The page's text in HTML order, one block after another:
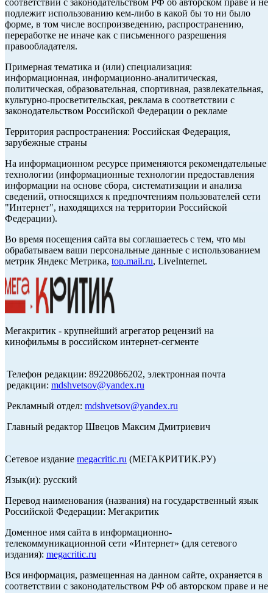
соответствии с законодательством РФ об авторском праве и не
подлежит использованию кем-либо в какой бы то ни было
форме, в том числе воспроизведению, распространению,
переработке не иначе как с письменного разрешения
правообладателя.
Примерная тематика и (или) специализация:
информационная, информационно-аналитическая,
политическая, образовательная, спортивная, развлекательная,
культурно-просветительская, реклама в соответствии с
законодательством Российской Федерации о рекламе
Территория распространения: Российская Федерация,
зарубежные страны
На информационном ресурсе применяются рекомендательные
технологии (информационные технологии предоставления
информации на основе сбора, систематизации и анализа
сведений, относящихся к предпочтениям пользователей сети
"Интернет", находящихся на территории Российской
Федерации).
Во время посещения сайта вы соглашаетесь с тем, что мы
обрабатываем ваши персональные данные с использованием
метрик Яндекс Метрика, top.mail.ru, LiveInternet.
Мегакритик - крупнейший агрегатор рецензий на
кинофильмы в российском интернет-сегменте
Телефон редакции: 89220866202, электронная почта
редакции: mdshvetsov@yandex.ru
Рекламный отдел: mdshvetsov@yandex.ru
Главный редактор Швецов Максим Дмитриевич
Сетевое издание megacritic.ru (МЕГАКРИТИК.РУ)
Язык(и): русский
Перевод наименования (названия) на государственный язык
Российской Федерации: Мегакритик
Доменное имя сайта в информационно-
телекоммуникационной сети «Интернет» (для сетевого
издания): megacritic.ru
Вся информация, размещенная на данном сайте, охраняется в
соответствии с законодательством РФ об авторском праве и не